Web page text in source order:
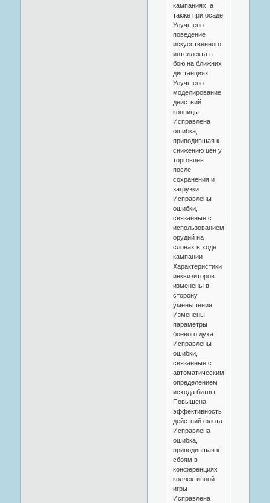
кампаниях, а
также при осаде
Улучшено
поведение
искусственного
интеллекта в
бою на ближних
дистанциях
Улучшено
моделирование
действий
конницы
Исправлена
ошибка,
приводившая к
снижению цен у
торговцев
после
сохранения и
загрузки
Исправлены
ошибки,
связанные с
использованием
орудий на
слонах в ходе
кампании
Характеристики
инквизиторов
изменены в
сторону
уменьшения
Изменены
параметры
боевого духа
Исправлены
ошибки,
связанные с
автоматическим
определением
исхода битвы
Повышена
эффективность
действий флота
Исправлена
ошибка,
приводившая к
сбоям в
конференциях
коллективной
игры
Исправлена